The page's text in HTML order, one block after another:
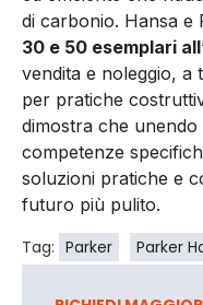
di carbonio. Hansa e
30 e 50 esemplari
vendita e noleggio, a
per pratiche
dimostra che
competenze
soluzioni pratiche e
futuro più pulito.
Tag: Parker Parker